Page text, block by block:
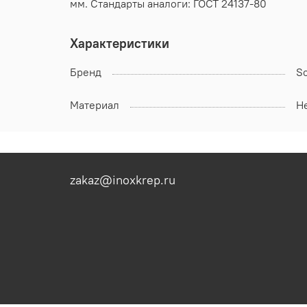
мм. Стандарты аналоги: ГОСТ 24137-80
Характеристики
Бренд
Материал
zakaz@inoxkrep.ru